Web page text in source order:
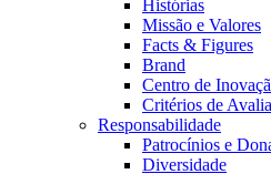
Histórias
Missão e Valores
Facts & Figures
Brand
Centro de
Critérios de
Responsabilidade
Patrocínios e
Diversidade